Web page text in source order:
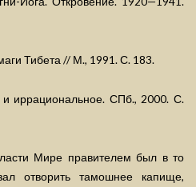
Тибета // М., 1991. С. 183.
и иррациональное. СПб., 2000. С.
Мире правителем был в то
отворить тамошнее капище,